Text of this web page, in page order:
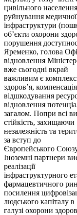
цивільного
руйнування медичної
інфраструктури
обʼєкти охорони
порушення
Яременко, голова
відновлення
вже сьогодні вкрай
важливим є
здоровʼя,
відшкодування
відновлення
загалом. Попри всі
стійкість, захищаючи
незалежність та
за вступ до
Європейського
Іноземні партнери
реалізації
інфраструктурного
фармацевтичного
посилення
людського капіталу в
галузі охорони